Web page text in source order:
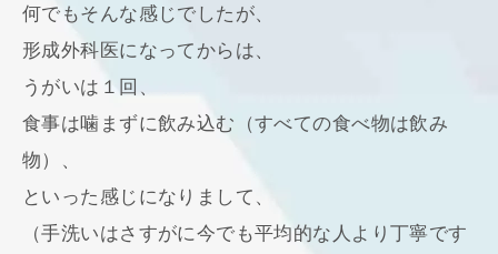
何でもそんな感じでしたが、
形成外科医になってからは、
うがいは１回、
食事は噛まずに飲み込む（すべての食べ物は飲み
物）、
といった感じになりまして、
（手洗いはさすがに今でも平均的な人より丁寧です